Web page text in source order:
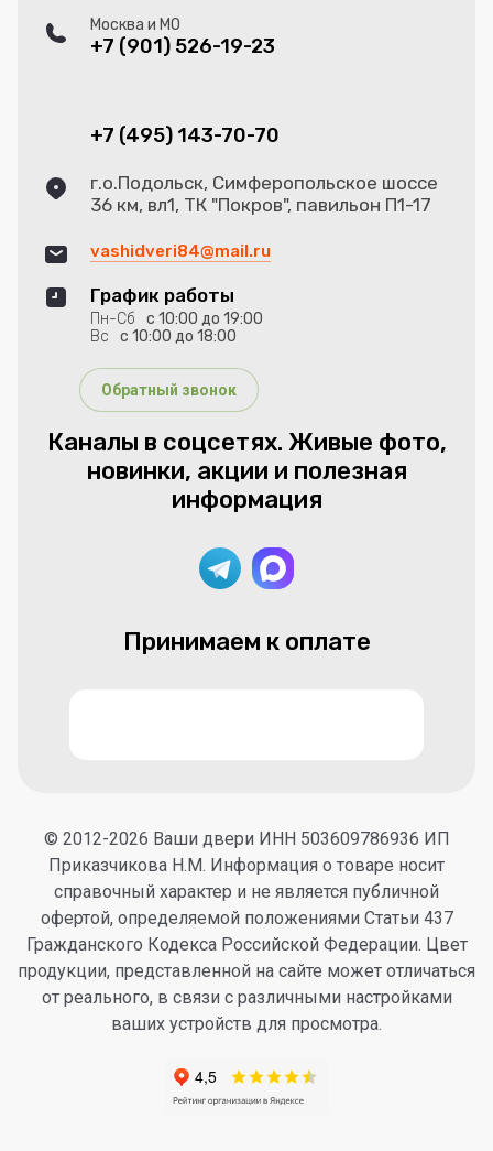
Москва и МО
+7 (901) 526-19-23
+7 (495) 143-70-70
г.о.Подольск, Симферопольское шоссе
36 км, вл1, ТК "Покров", павильон П1-17
vashidveri84@mail.ru
График работы
Пн-Сб
с 10:00 до 19:00
Вс
с 10:00 до 18:00
Обратный звонок
Каналы в соцсетях. Живые фото,
новинки, акции и полезная
информация
Принимаем к оплате
© 2012-2026 Ваши двери ИНН 503609786936 ИП
Приказчикова Н.М. Информация о товаре носит
справочный характер и не является публичной
офертой, определяемой положениями Статьи 437
Гражданского Кодекса Российской Федерации. Цвет
продукции, представленной на сайте может отличаться
от реального, в связи с различными настройками
ваших устройств для просмотра.